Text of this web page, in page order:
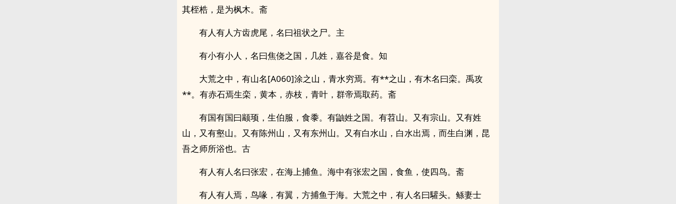
其桎梏，是为枫木。斋
有人有人方齿虎尾，名曰祖状之尸。主
有小有小人，名曰焦侥之国，几姓，嘉谷是食。知
大荒之中，有山名[A060]涂之山，青水穷焉。有**之山，有木名曰栾。禹攻
**。有赤石焉生栾，黄本，赤枝，青叶，群帝焉取药。斋
有国有国曰颛顼，生伯服，食黍。有鼬姓之国。有苕山。又有宗山。又有姓
山，又有壑山。又有陈州山，又有东州山。又有白水山，白水出焉，而生白渊，昆
吾之师所浴也。古
有人有人名曰张宏，在海上捕鱼。海中有张宏之国，食鱼，使四鸟。斋
有人有人焉，鸟喙，有翼，方捕鱼于海。大荒之中，有人名曰驩头。鲧妻士